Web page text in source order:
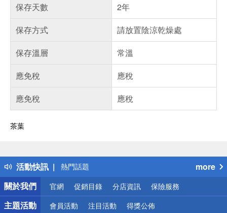
保存天數
2年
保存方式
請放置陰涼乾燥處
保存溫層
常溫
應免稅
應稅
應免稅
應稅
茶葉
活動快訊
得獎公告
熱門話題
銀行優惠
偏遠地區配送
詐騙網頁！請小心！
more
關於我們
官網 促銷目錄 分店資訊 保險服務
主題活動 會員活動 注目活動 得獎公佈